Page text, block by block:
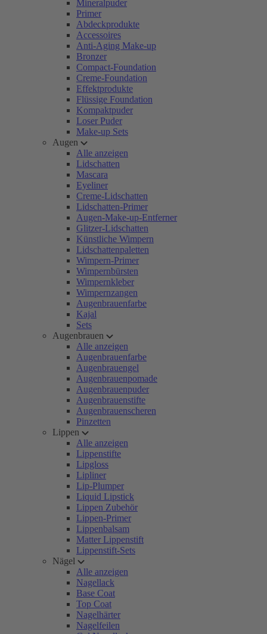
Mineralpuder
Primer
Abdeckprodukte
Accessoires
Anti-Aging Make-up
Bronzer
Compact-Foundation
Creme-Foundation
Effektprodukte
Flüssige Foundation
Kompaktpuder
Loser Puder
Make-up Sets
Augen
Alle anzeigen
Lidschatten
Mascara
Eyeliner
Creme-Lidschatten
Lidschatten-Primer
Augen-Make-up-Entferner
Glitzer-Lidschatten
Künstliche Wimpern
Lidschattenpaletten
Wimpern-Primer
Wimpernbürsten
Wimpernkleber
Wimpernzangen
Augenbrauenfarbe
Kajal
Sets
Augenbrauen
Alle anzeigen
Augenbrauenfarbe
Augenbrauengel
Augenbrauenpomade
Augenbrauenpuder
Augenbrauenstifte
Augenbrauenscheren
Pinzetten
Lippen
Alle anzeigen
Lippenstifte
Lipgloss
Lipliner
Lip-Plumper
Liquid Lipstick
Lippen Zubehör
Lippen-Primer
Lippenbalsam
Matter Lippenstift
Lippenstift-Sets
Nägel
Alle anzeigen
Nagellack
Base Coat
Top Coat
Nagelhärter
Nagelfeilen